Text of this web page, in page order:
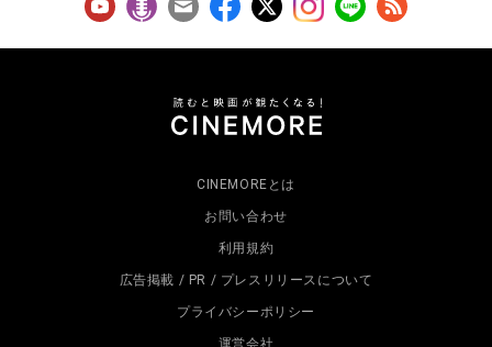
CINEMOREとは
お問い合わせ
利用規約
広告掲載 / PR / プレスリリースについて
プライバシーポリシー
運営会社